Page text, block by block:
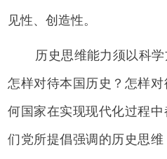
见性、创造性。
历史思维能力须以科学
怎样对待本国历史？怎样
何国家在实现现代化过程
们党所提倡强调的历史思